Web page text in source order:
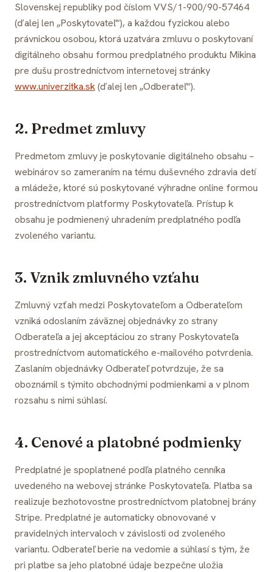
Slovenskej republiky pod číslom VVS/1-900/90-57464
(ďalej len „Poskytovateľ“), a každou fyzickou alebo
právnickou osobou, ktorá uzatvára zmluvu o poskytovaní
digitálneho obsahu formou predplatného produktu Mikina
pre dušu prostredníctvom internetovej stránky
www.univerzitka.sk(ďalej len „Odberateľ“).
2. Predmet zmluvy
Predmetom zmluvy je poskytovanie digitálneho obsahu –
webinárov so zameraním na tému duševného zdravia detí
a mládeže, ktoré sú poskytované výhradne online formou
prostredníctvom platformy Poskytovateľa. Prístup k
obsahu je podmienený uhradením predplatného podľa
zvoleného variantu.
3. Vznik zmluvného vzťahu
Zmluvný vzťah medzi Poskytovateľom a Odberateľom
vzniká odoslaním záväznej objednávky zo strany
Odberateľa a jej akceptáciou zo strany Poskytovateľa
prostredníctvom automatického e-mailového potvrdenia.
Zaslaním objednávky Odberateľ potvrdzuje, že sa
oboznámil s týmito obchodnými podmienkami a v plnom
rozsahu s nimi súhlasí.
4. Cenové a platobné podmienky
Predplatné je spoplatnené podľa platného cenníka
uvedeného na webovej stránke Poskytovateľa. Platba sa
realizuje bezhotovostne prostredníctvom platobnej brány
Stripe. Predplatné je automaticky obnovované v
pravidelných intervaloch v závislosti od zvoleného
variantu. Odberateľ berie na vedomie a súhlasí s tým, že
pri platbe sa jeho platobné údaje bezpečne uložia